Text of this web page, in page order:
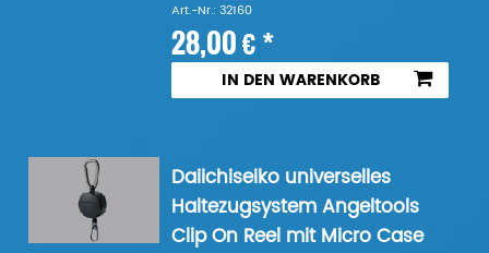
Art.-Nr.: 32160
28,00 € *
IN DEN WARENKORB
Daiichiseiko universelles
Haltezugsystem Angeltools
Clip On Reel mit Micro Case